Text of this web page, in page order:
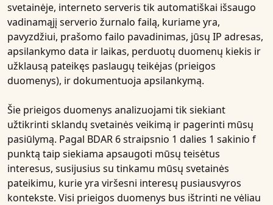
svetainėje, interneto serveris tik automatiškai išsaugo
vadinamąjį serverio žurnalo failą, kuriame yra,
pavyzdžiui, prašomo failo pavadinimas, jūsų IP adresas,
apsilankymo data ir laikas, perduotų duomenų kiekis ir
užklausą pateikęs paslaugų teikėjas (prieigos
duomenys), ir dokumentuoja apsilankymą.
Šie prieigos duomenys analizuojami tik siekiant
užtikrinti sklandų svetainės veikimą ir pagerinti mūsų
pasiūlymą. Pagal BDAR 6 straipsnio 1 dalies 1 sakinio f
punktą taip siekiama apsaugoti mūsų teisėtus
interesus, susijusius su tinkamu mūsų svetainės
pateikimu, kurie yra viršesni interesų pusiausvyros
kontekste. Visi prieigos duomenys bus ištrinti ne vėliau